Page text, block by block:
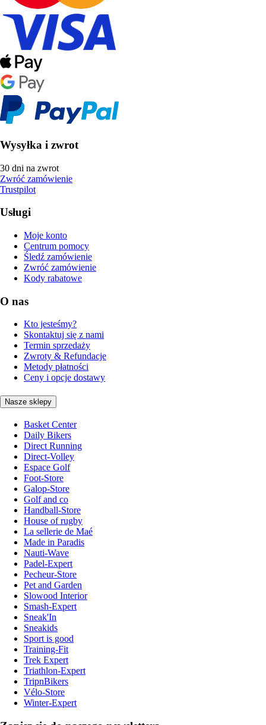
Wysyłka i zwrot
30 dni na zwrot
Zwróć zamówienie
Trustpilot
Usługi
Moje konto
Centrum pomocy
Śledź zamówienie
Zwróć zamówienie
Kody rabatowe
O nas
Kto jesteśmy?
Skontaktuj się z nami
Termin sprzedaży
Zwroty & Refundacje
Metody płatności
Ceny i opcje dostawy
Nasze sklepy
Basket Center
Daily Bikers
Direct Running
Direct-Volley
Espace Golf
Foot-Store
Galop-Store
Golf and co
Handball-Store
House of rugby
La sellerie de Maé
Made in Paradis
Nauti-Wave
Padel-Expert
Pecheur-Store
Pet and Garden
Slowood Interior
Smash-Expert
Sneak'In
Sneakids
Sport is good
Training-Fit
Trek Expert
Triathlon-Expert
TripnBikers
Vélo-Store
Winter-Expert